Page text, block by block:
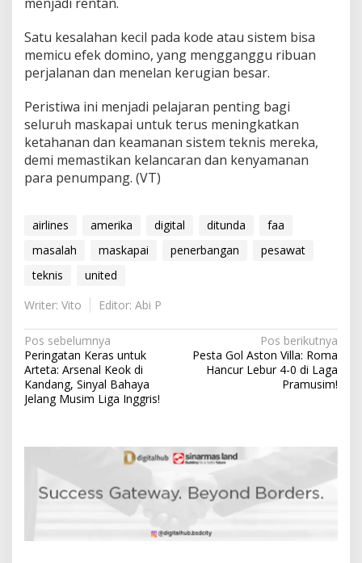
Satu kesalahan kecil pada kode atau sistem bisa
memicu efek domino, yang mengganggu ribuan
perjalanan dan menelan kerugian besar.
Peristiwa ini menjadi pelajaran penting bagi
seluruh maskapai untuk terus meningkatkan
ketahanan dan keamanan sistem teknis mereka,
demi memastikan kelancaran dan kenyamanan
para penumpang. (VT)
airlines amerika digital ditunda
faa
masalah
maskapai penerbangan
pesawat
teknis
united
Writer: Vito
Editor: Abi P
N
a
v
i
o
Pos sebelumnya
Peringatan Keras untuk
Arteta: Arsenal Keok di
Kandang, Sinyal Bahaya
Jelang Musim Liga Inggris!
Pos berikutnya
Pesta Gol Aston Villa: Roma
Hancur Lebur 4-0 di Laga
Pramusim!